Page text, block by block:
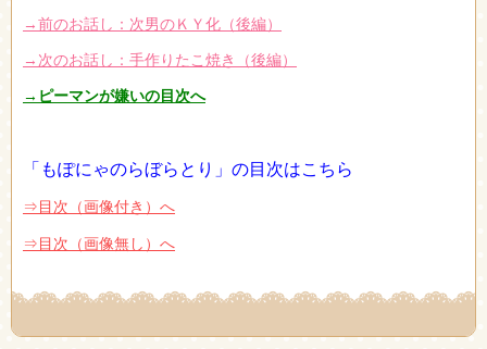
→前のお話し：次男のＫＹ化（後編）
→次のお話し：手作りたこ焼き（後編）
→ピーマンが嫌いの目次へ
「もぽにゃのらぼらとり」の目次はこちら
⇒目次（画像付き）へ
⇒目次（画像無し）へ